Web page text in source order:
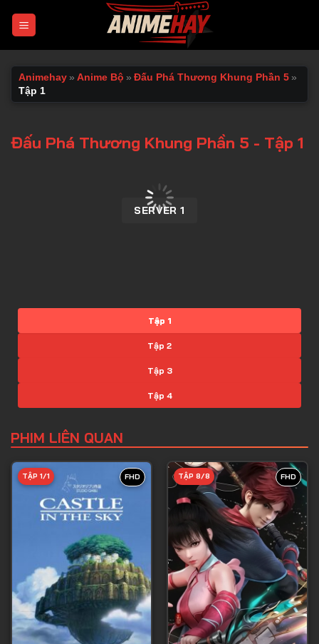
Animehay » Anime Bộ » Đấu Phá Thương Khung Phần 5 »
Tập 1
Đấu Phá Thương Khung Phần 5 - Tập 1
SERVER 1
Tập 1
Tập 2
Tập 3
Tập 4
Tập 6
Tập 7
Tập 10
Tập 11
Tập 12
Tập 13
PHIM LIÊN QUAN
FHD
TẬP 1/1 FHD
TẬP 8/8